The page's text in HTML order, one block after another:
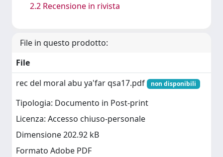
2.2 Recensione in rivista
File in questo prodotto:
File
rec del moral abu ya'far qsa17.pdf
non disponibili
Tipologia: Documento in Post-print
Licenza: Accesso chiuso-personale
Dimensione 202.92 kB
Formato Adobe PDF